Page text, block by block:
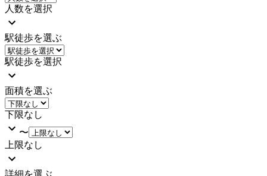
人数を選択
駅徒歩を選ぶ
駅徒歩を選択
面積を選ぶ
下限なし
〜
上限なし